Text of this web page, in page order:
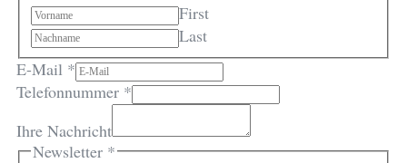
First
Last
E-Mail *
Name
Telefonnummer
Ihre
Telefonnummer *
Ihre Nachricht
Newsletter *